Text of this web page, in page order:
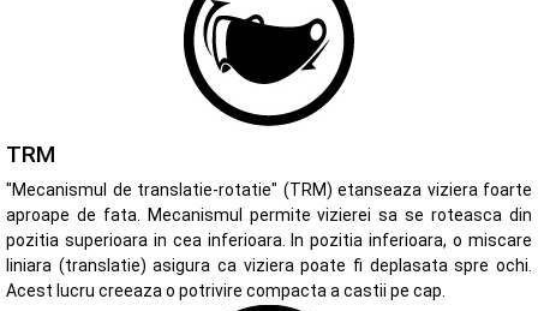
TRM
"Mecanismul de translatie-rotatie" (TRM) etanseaza viziera foarte
aproape de fata. Mecanismul permite vizierei sa se roteasca din
pozitia superioara in cea inferioara. In pozitia inferioara, o miscare
liniara (translatie) asigura ca viziera poate fi deplasata spre ochi.
Acest lucru creeaza o potrivire compacta a castii pe cap.